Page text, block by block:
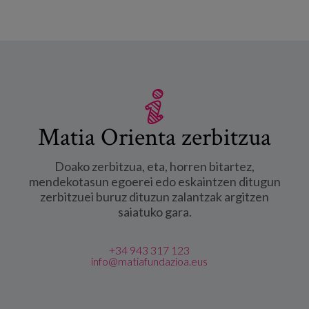
Matia Orienta zerbitzua
Doako zerbitzua, eta, horren bitartez,
mendekotasun egoerei edo eskaintzen ditugun
zerbitzuei buruz dituzun zalantzak argitzen
saiatuko gara.
+34 943 317 123
info@matiafundazioa.eus